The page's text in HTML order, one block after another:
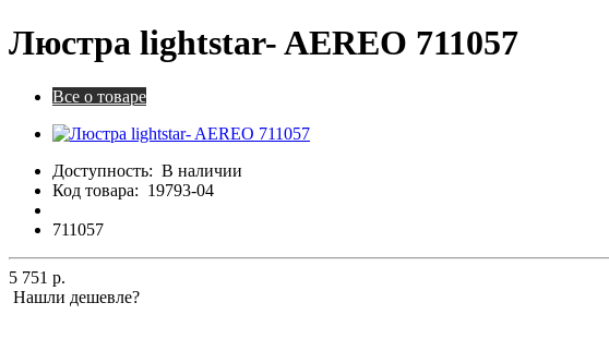
Люстра lightstar- AEREO 711057
Все о товаре
Доступность: В наличии
Код товара: 19793-04
711057
5 751 р.
Нашли дешевле?